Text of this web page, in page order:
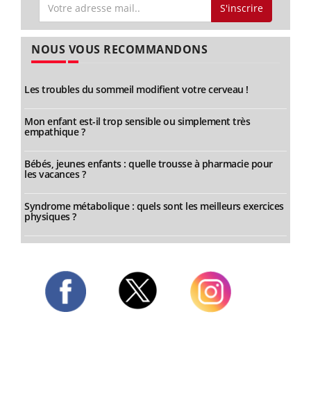
S'inscrire
NOUS VOUS RECOMMANDONS
Les troubles du sommeil modifient votre cerveau !
Mon enfant est-il trop sensible ou simplement très
empathique ?
Bébés, jeunes enfants : quelle trousse à pharmacie pour
les vacances ?
Syndrome métabolique : quels sont les meilleurs exercices
physiques ?